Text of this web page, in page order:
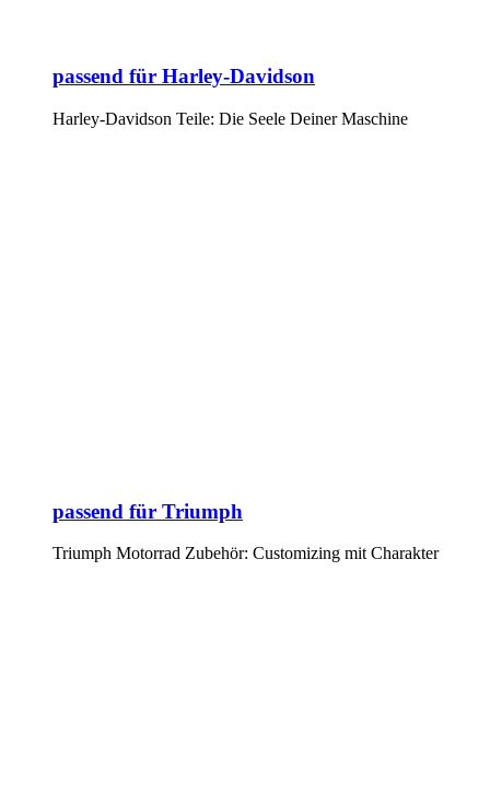
passend für Harley-Davidson
Harley-Davidson Teile: Die Seele Deiner Maschine
passend für Triumph
Triumph Motorrad Zubehör: Customizing mit Charakter